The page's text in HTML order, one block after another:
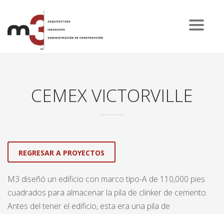
CEMEX VICTORVILLE
REGRESAR A PROYECTOS
M3 diseñó un edificio con marco tipo-A de 110,000 pies
cuadrados para almacenar la pila de clinker de cemento.
Antes del tener el edificio, esta era una pila de